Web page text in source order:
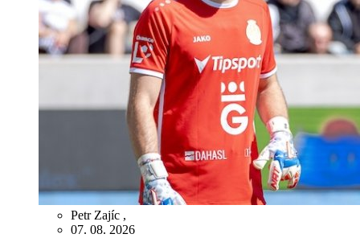
Petr Zajíc ,
07. 08. 2026